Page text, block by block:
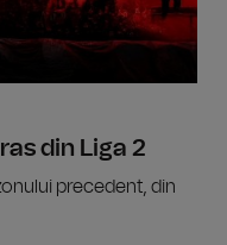
din Liga 2
precedent, din